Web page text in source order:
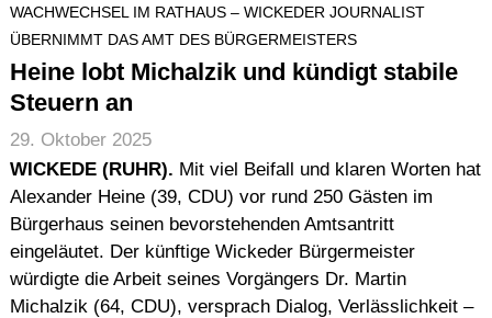
WACHWECHSEL IM RATHAUS – WICKEDER JOURNALIST
ÜBERNIMMT DAS AMT DES BÜRGERMEISTERS
Heine lobt Michalzik und kündigt stabile
Steuern an
29. Oktober 2025
WICKEDE (RUHR). Mit viel Beifall und klaren Worten hat
Alexander Heine (39, CDU) vor rund 250 Gästen im
Bürgerhaus seinen bevorstehenden Amtsantritt
eingeläutet. Der künftige Wickeder Bürgermeister
würdigte die Arbeit seines Vorgängers Dr. Martin
Michalzik (64, CDU), versprach Dialog, Verlässlichkeit –